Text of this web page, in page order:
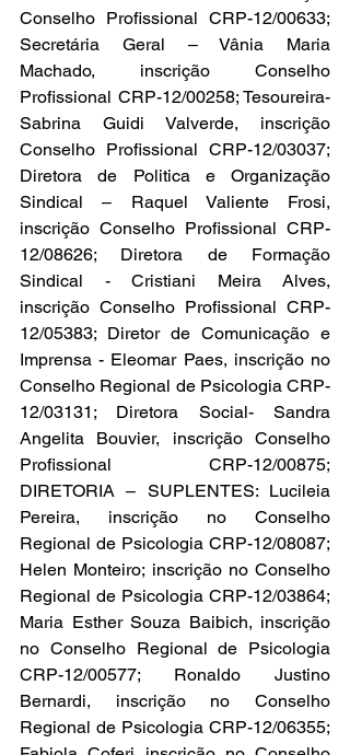
Conselho Profissional CRP-12/00633;
Secretária Geral – Vânia Maria
Machado, inscrição Conselho
Profissional CRP-12/00258; Tesoureira-
Sabrina Guidi Valverde, inscrição
Conselho Profissional CRP-12/03037;
Diretora de Politica e Organização
Sindical – Raquel Valiente Frosi,
inscrição Conselho Profissional CRP-
12/08626; Diretora de Formação
Sindical - Cristiani Meira Alves,
inscrição Conselho Profissional CRP-
12/05383; Diretor de Comunicação e
Imprensa - Eleomar Paes, inscrição no
Conselho Regional de Psicologia CRP-
12/03131; Diretora Social- Sandra
Angelita Bouvier, inscrição Conselho
Profissional CRP-12/00875;
DIRETORIA – SUPLENTES: Lucileia
Pereira, inscrição no Conselho
Regional de Psicologia CRP-12/08087;
Helen Monteiro; inscrição no Conselho
Regional de Psicologia CRP-12/03864;
Maria Esther Souza Baibich, inscrição
no Conselho Regional de Psicologia
CRP-12/00577; Ronaldo Justino
Bernardi, inscrição no Conselho
Regional de Psicologia CRP-12/06355;